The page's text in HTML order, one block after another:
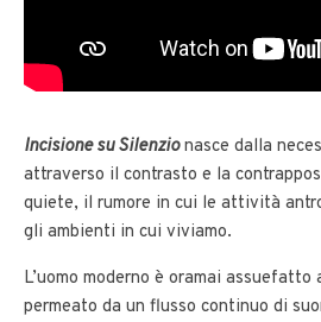
Incisione su Silenzionasce dalla
attraverso il contrasto e la
quiete, il rumore in cui le attività
gli ambienti in cui viviamo.
L’uomo moderno è oramai
permeato da un flusso continuo di